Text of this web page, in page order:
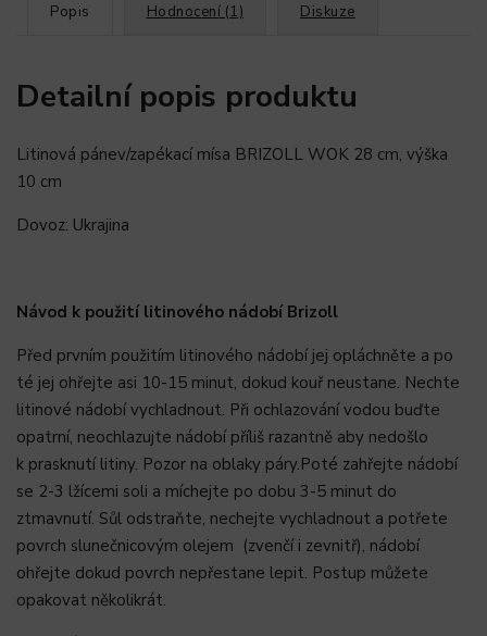
Popis Hodnocení (1) Diskuze
Detailní popis produktu
Litinová pánev/zapékací mísa BRIZOLL WOK 28 cm, výška
10 cm
Dovoz: Ukrajina
Návod k použití litinového nádobí Brizoll
Před prvním použitím litinového nádobí jej opláchněte a po
té jej ohřejte asi 10-15 minut, dokud kouř neustane. Nechte
litinové nádobí vychladnout. Při ochlazování vodou buďte
opatrní, neochlazujte nádobí příliš razantně aby nedošlo
k prasknutí litiny. Pozor na oblaky páry.Poté zahřejte nádobí
se 2-3 lžícemi soli a míchejte po dobu 3-5 minut do
ztmavnutí. Sůl odstraňte, nechejte vychladnout a potřete
povrch slunečnicovým olejem (zvenčí i zevnitř), nádobí
ohřejte dokud povrch nepřestane lepit. Postup můžete
opakovat několikrát.